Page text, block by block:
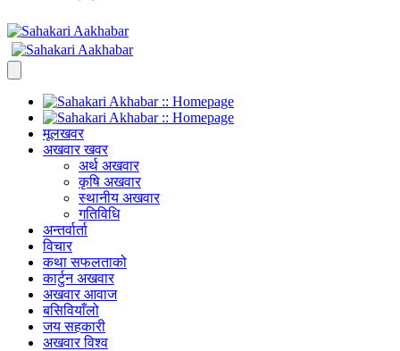
मूलखवर
अखवार खवर
अर्थ अखवार
कृषि अखवार
स्थानीय अखवार
गतिविधि
अन्तर्वार्ता
विचार
कथा सफलताको
कार्टुन अखवार
अखवार आवाज
बसिवियाँलो
जय सहकारी
अखवार विश्व